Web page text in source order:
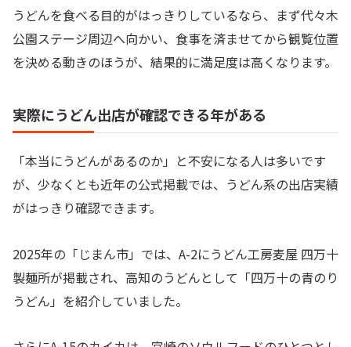
うどんを食べる目的がはっきりしているなら、まず代々木
公園ステージ周辺へ向かい、食事を済ませてから観覧位置
を決める動きのほうが、結果的に満足度は高くなります。
実際にうどん出店が確認できる年がある
「本当にうどんがあるのか」と不安になる人は多いです
が、少なくとも近年の公式掲載では、うどん系の出店実績
がはっきり確認できます。
2025年の「じまん市」では、A-2にうどん工房麦屋 四万十
製麺所が掲載され、高知のうどんとして「四万十の青のり
うどん」を紹介していました。